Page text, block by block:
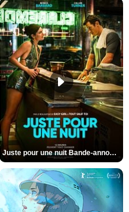
Juste pour une nuit Bande-annonce VO STFR